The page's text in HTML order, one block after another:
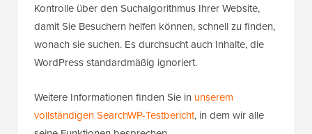
Kontrolle über den Suchalgorithmus Ihrer Website,
damit Sie Besuchern helfen können, schnell zu finden,
wonach sie suchen. Es durchsucht auch Inhalte, die
WordPress standardmäßig ignoriert.
Weitere Informationen finden Sie in unserem
vollständigen SearchWP-Testbericht, in dem wir alle